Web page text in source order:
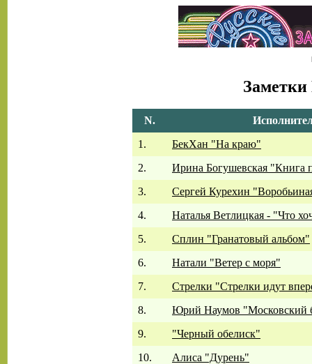
N.
1.
БекХан "На краю"
2.
Ирина Богушевская "Книга
3.
Сергей Курехин
4.
Наталья Ветлицкая - "Что
5.
Сплин "Гранатовый альбом"
6.
Натали "Ветер с моря"
7.
Стрелки "Стрелки идут
8.
Юрий Наумов "Московский
9.
"Черный обелиск"
10.
Алиса "Дурень"